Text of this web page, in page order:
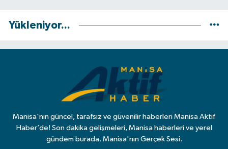
Yükleniyor...
Manisa'nın güncel, tarafsız ve güvenilir haberleri Manisa Aktif
Haber’de! Son dakika gelişmeleri, Manisa haberleri ve yerel
gündem burada. Manisa'nın Gerçek Sesi.